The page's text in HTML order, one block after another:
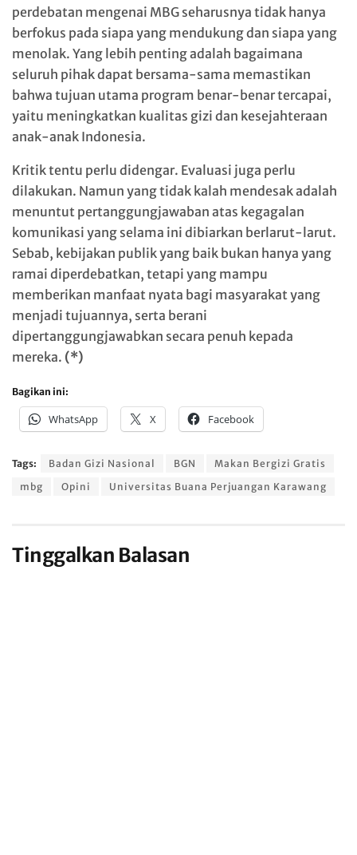
perdebatan mengenai MBG seharusnya tidak hanya
berfokus pada siapa yang mendukung dan siapa yang
menolak. Yang lebih penting adalah bagaimana
seluruh pihak dapat bersama-sama memastikan
bahwa tujuan utama program benar-benar tercapai,
yaitu meningkatkan kualitas gizi dan kesejahteraan
anak-anak Indonesia.
Kritik tentu perlu didengar. Evaluasi juga perlu
dilakukan. Namun yang tidak kalah mendesak adalah
menuntut pertanggungjawaban atas kegagalan
komunikasi yang selama ini dibiarkan berlarut-larut.
Sebab, kebijakan publik yang baik bukan hanya yang
ramai diperdebatkan, tetapi yang mampu
memberikan manfaat nyata bagi masyarakat yang
menjadi tujuannya, serta berani
dipertanggungjawabkan secara penuh kepada
mereka. (*)
Bagikan ini:
WhatsApp X Facebook
Tags: Badan Gizi Nasional BGN
Makan Bergizi Gratis
mbg
Opini Universitas Buana Perjuangan Karawang
Tinggalkan Balasan